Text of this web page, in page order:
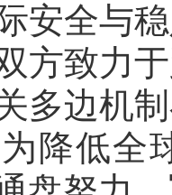
安全与
方致力
多边机
降低全